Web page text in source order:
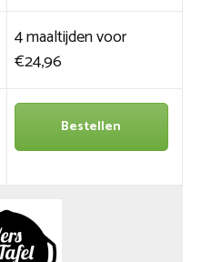
4 maaltijden voor
€24,96
Bestellen